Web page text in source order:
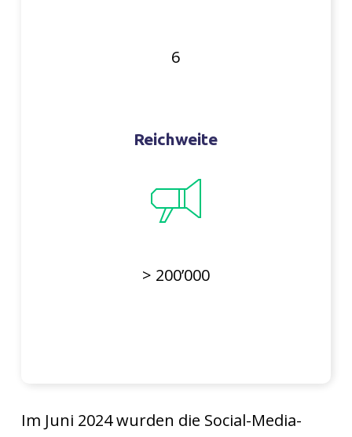
6
Reichweite
> 200’000
Im Juni 2024 wurden die Social-Media-